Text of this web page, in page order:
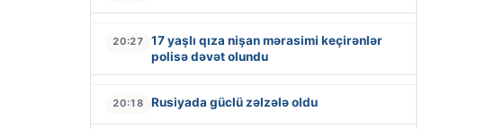
20:27
17 yaşlı qıza nişan mərasimi keçirənlər
polisə dəvət olundu
20:18 Rusiyada güclü zəlzələ oldu